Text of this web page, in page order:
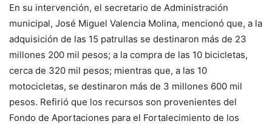
En su intervención, el secretario de Administración
municipal, José Miguel Valencia Molina, mencionó que, a la
adquisición de las 15 patrullas se destinaron más de 23
millones 200 mil pesos; a la compra de las 10 bicicletas,
cerca de 320 mil pesos; mientras que, a las 10
motocicletas, se destinaron más de 3 millones 600 mil
pesos. Refirió que los recursos son provenientes del
Fondo de Aportaciones para el Fortalecimiento de los